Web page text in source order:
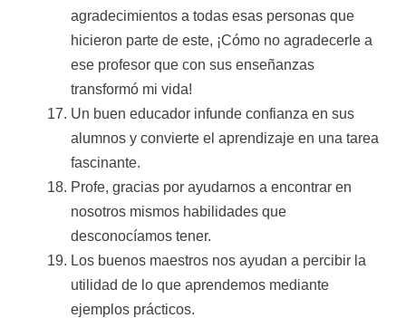
agradecimientos a todas esas personas que
hicieron parte de este, ¡Cómo no agradecerle a
ese profesor que con sus enseñanzas
transformó mi vida!
Un buen educador infunde confianza en sus
alumnos y convierte el aprendizaje en una tarea
fascinante.
Profe, gracias por ayudarnos a encontrar en
nosotros mismos habilidades que
desconocíamos tener.
Los buenos maestros nos ayudan a percibir la
utilidad de lo que aprendemos mediante
ejemplos prácticos.